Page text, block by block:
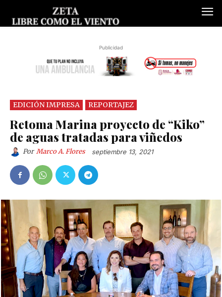
Publicidad
EDICIÓN IMPRESA REPORTAJEZ
Retoma Marina proyecto de “Kiko”
de aguas tratadas para viñedos
Por Marco A. Flores septiembre 13, 2021